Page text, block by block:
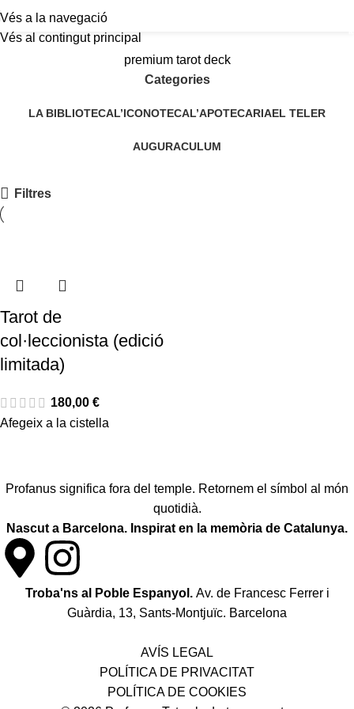
Vés a la navegació
Vés al contingut principal
premium tarot deck
Categories
LA BIBLIOTECAL’ICONOTECAL’APOTECARIAEL TELER
AUGURACULUM
Filtres
Tarot de
col·leccionista (edició
limitada)
180,00 €
Afegeix a la cistella
Profanus significa fora del temple. Retornem el símbol al món
quotidià.
Nascut a Barcelona. Inspirat en la memòria de Catalunya.
Troba'ns al Poble Espanyol. Av. de Francesc Ferrer i
Guàrdia, 13, Sants-Montjuïc. Barcelona
AVÍS LEGAL
POLÍTICA DE PRIVACITAT
POLÍTICA DE COOKIES